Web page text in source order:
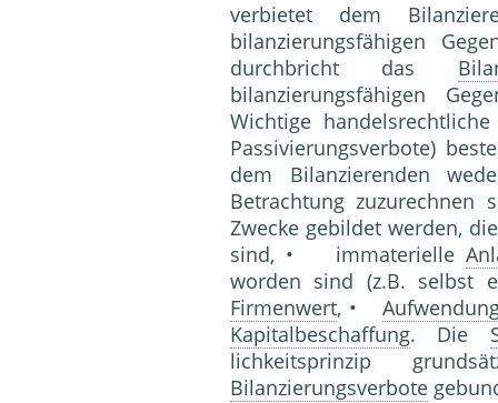
verbietet dem
bilanzierungsfähigen
durchbricht das
bilanzierungsfähigen
Wichtige
Passivierungsverbote)
dem Bilanzierenden
Betrachtung
Zwecke gebildet werden,
sind, • immaterielle
worden sind (z.B. selbst
Firmenwert, •
Kapitalbeschaffung. Die
lichkeitsprinzip
Bilanzierungsverbote